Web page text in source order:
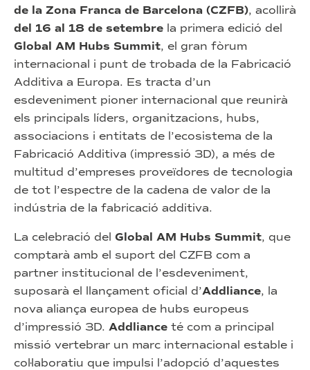
de la Zona Franca de Barcelona (CZFB), acollirà
del 16 al 18 de setembre la primera edició del
Global AM Hubs Summit, el gran fòrum
internacional i punt de trobada de la Fabricació
Additiva a Europa. Es tracta d’un
esdeveniment pioner internacional que reunirà
els principals líders, organitzacions, hubs,
associacions i entitats de l’ecosistema de la
Fabricació Additiva (impressió 3D), a més de
multitud d’empreses proveïdores de tecnologia
de tot l’espectre de la cadena de valor de la
indústria de la fabricació additiva.
La celebració del Global AM Hubs Summit, que
comptarà amb el suport del CZFB com a
partner institucional de l’esdeveniment,
suposarà el llançament oficial d’Addliance, la
nova aliança europea de hubs europeus
d’impressió 3D. Addliance té com a principal
missió vertebrar un marc internacional estable i
col·laboratiu que impulsi l’adopció d’aquestes